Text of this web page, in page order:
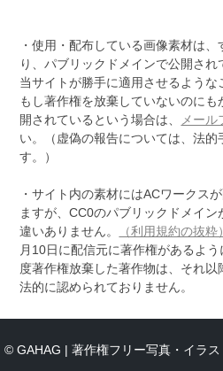
・使用・配布している画像素材は、
り、パブリックドメインで公開され
当サイトが勝手に適用させるような
もし著作権を放棄していないのに
開されているという場合は、
メール
い。（虚偽の報告については、法的
す。）
・サイト内の素材にはACワークス
ますが、CC0のパブリックドメイ
違いありません。
（利用規約の抜粋）
月10日に配信元に著作権があるよ
度著作権放棄した著作物は、それ
法的に認められておりません。
© GAHAG | 著作権フリー写真・イラス